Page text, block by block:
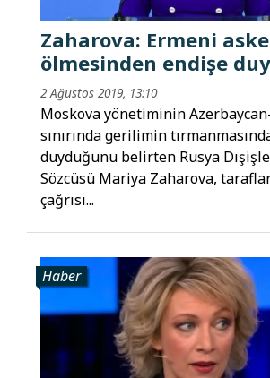
Zaharova: Ermeni
ölmesinden endişe
2 Ağustos 2019, 13:10
Moskova yönetiminin
sınırında gerilimin
duyduğunu belirten Rusya
Sözcüsü Mariya Zaharova,
çağrısı...
Haber